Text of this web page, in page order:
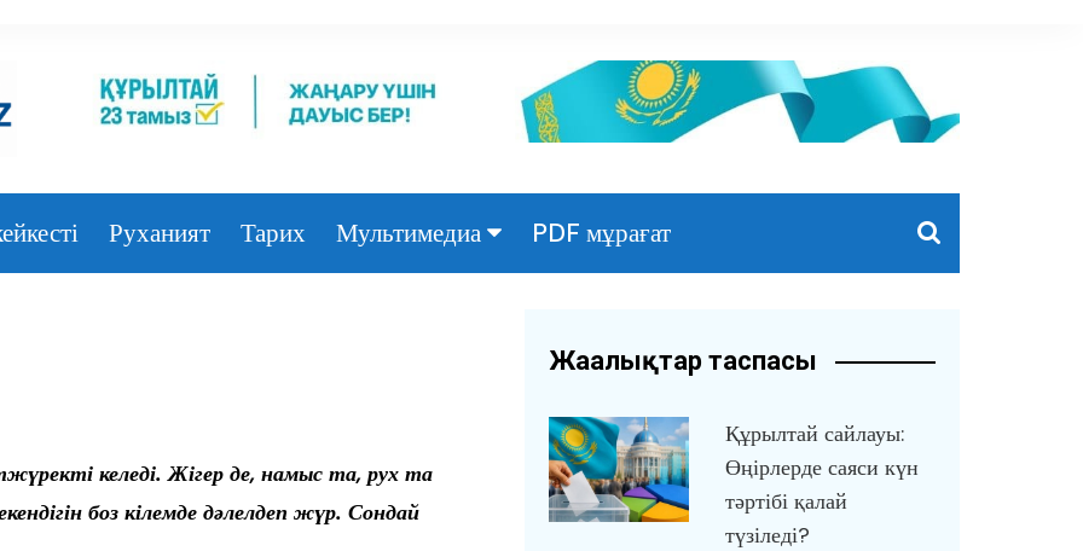
Руханият Тарих Мультимедиа PDF мұрағат
келеді. Жігер де, намыс та, рух та
боз кілемде дәлелдеп жүр. Сондай
Жаңалықтар таспасы
Құрылтай сайлауы:
Өңірлерде саяси күн
тәртібі қалай
түзіледі?